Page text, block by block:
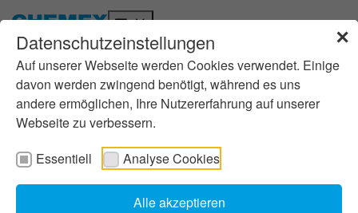
✕
Datenschutzeinstellungen
Auf unserer Webseite werden Cookies verwendet. Einige
davon werden zwingend benötigt, während es uns
andere ermöglichen, Ihre Nutzererfahrung auf unserer
Webseite zu verbessern.
Essentiell
Analyse Cookies
Alle akzeptieren
Zum Inhalt springen
Skip to page footer
Wer wir sind
Ihr Chemex-Team
Unsere Philosophie
Unsere Standorte
Geschichte
Innovation
Nachhaltigkeit
Produkte
So finden Sie zu uns